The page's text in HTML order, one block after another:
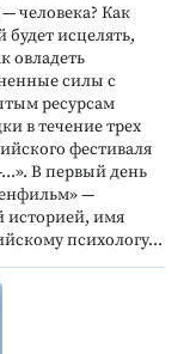
человека? Как
исцелять,
овладеть
силы с
ресурсам
в течение трех
фестиваля
В первый день
—
историей, имя
психологу...